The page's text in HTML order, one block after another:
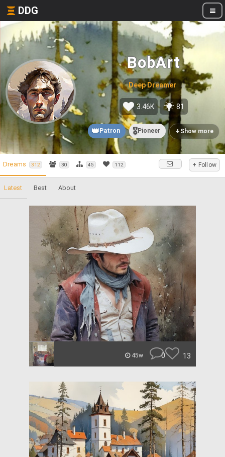
DDG
BobArt
Deep Dreamer
3.46K 81
👑 Patron 🎖️Pioneer + Show more
Dreams 312 30 45 112 + Follow
Latest Best About
45w 0 13